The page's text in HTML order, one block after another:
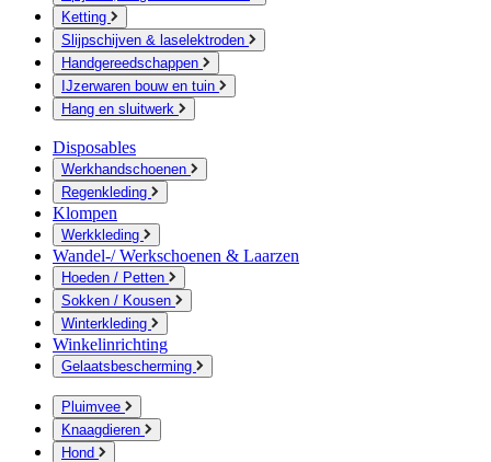
Ketting
Slijpschijven & laselektroden
Handgereedschappen
IJzerwaren bouw en tuin
Hang en sluitwerk
Disposables
Werkhandschoenen
Regenkleding
Klompen
Werkkleding
Wandel-/ Werkschoenen & Laarzen
Hoeden / Petten
Sokken / Kousen
Winterkleding
Winkelinrichting
Gelaatsbescherming
Pluimvee
Knaagdieren
Hond